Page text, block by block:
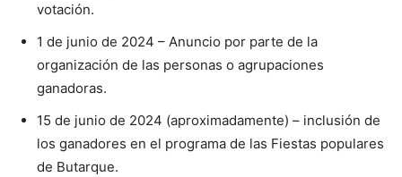
votación.
1 de junio de 2024 – Anuncio por parte de la
organización de las personas o agrupaciones
ganadoras.
15 de junio de 2024 (aproximadamente) – inclusión de
los ganadores en el programa de las Fiestas populares
de Butarque.